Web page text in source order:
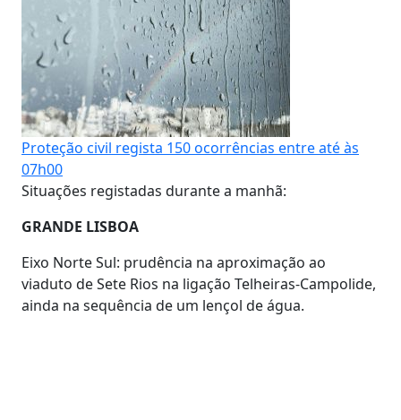
Proteção civil regista 150 ocorrências entre até às
07h00
Situações registadas durante a manhã:
GRANDE LISBOA
Eixo Norte Sul: prudência na aproximação ao
viaduto de Sete Rios na ligação Telheiras-Campolide,
ainda na sequência de um lençol de água.